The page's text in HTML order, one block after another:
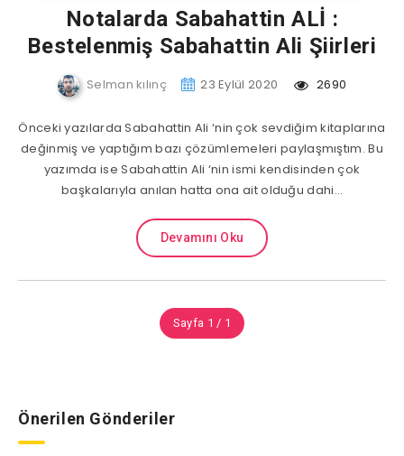
Notalarda Sabahattin ALİ :
Bestelenmiş Sabahattin Ali Şiirleri
Selman kılınç 23 Eylül 2020 2690
Önceki yazılarda Sabahattin Ali ‘nin çok sevdiğim kitaplarına
değinmiş ve yaptığım bazı çözümlemeleri paylaşmıştım. Bu
yazımda ise Sabahattin Ali ‘nin ismi kendisinden çok
başkalarıyla anılan hatta ona ait olduğu dahi…
Devamını Oku
Sayfa 1 / 1
Önerilen Gönderiler